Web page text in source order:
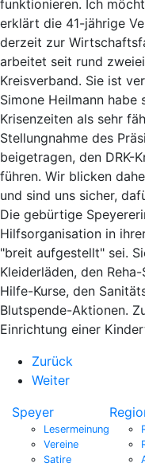
funktionieren. Ich
erklärt die 41-jährige
derzeit zur
arbeitet seit rund
Kreisverband. Sie ist
Simone Heilmann
Krisenzeiten als sehr
Stellungnahme des
beigetragen, den DRK-
führen. Wir blicken
und sind uns sicher,
Die gebürtige
Hilfsorganisation in
"breit aufgestellt" sei.
Kleiderläden, den
Hilfe-Kurse, den
Blutspende-Aktionen.
Einrichtung einer
Zurück
Weiter
Speyer
Lesermeinung
Vereine
Satire